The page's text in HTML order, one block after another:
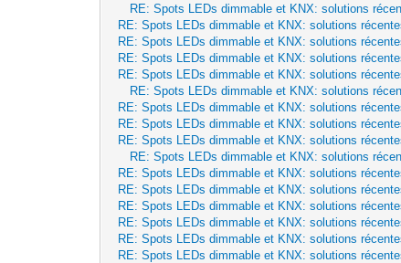
RE: Spots LEDs dimmable et KNX: solutions
RE: Spots LEDs dimmable et KNX: solutions
RE: Spots LEDs dimmable et KNX: solutions
RE: Spots LEDs dimmable et KNX: solutions
RE: Spots LEDs dimmable et KNX: solutions
RE: Spots LEDs dimmable et KNX: solutions
RE: Spots LEDs dimmable et KNX: solutions
RE: Spots LEDs dimmable et KNX: solutions
RE: Spots LEDs dimmable et KNX: solutions
RE: Spots LEDs dimmable et KNX: solutions
RE: Spots LEDs dimmable et KNX: solutions
RE: Spots LEDs dimmable et KNX: solutions
RE: Spots LEDs dimmable et KNX: solutions
RE: Spots LEDs dimmable et KNX: solutions
RE: Spots LEDs dimmable et KNX: solutions
RE: Spots LEDs dimmable et KNX: solutions